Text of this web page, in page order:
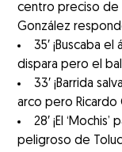
centro preciso de
González
35′ ¡Buscaba
dispara pero el
33′ ¡Barrida
arco pero Ricardo
28′ ¡El
peligroso de